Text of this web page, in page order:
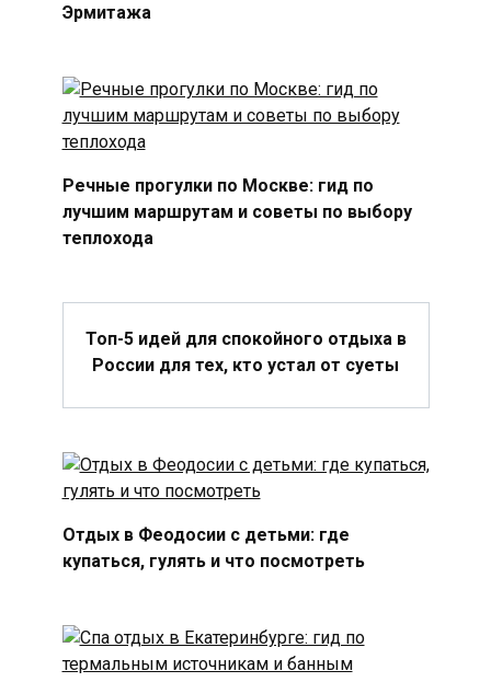
Эрмитажа
Речные прогулки по Москве: гид по
лучшим маршрутам и советы по выбору
теплохода
Топ-5 идей для спокойного отдыха в
России для тех, кто устал от суеты
Отдых в Феодосии с детьми: где
купаться, гулять и что посмотреть